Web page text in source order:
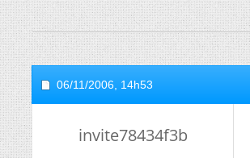
06/11/2006, 14h53
invite78434f3b